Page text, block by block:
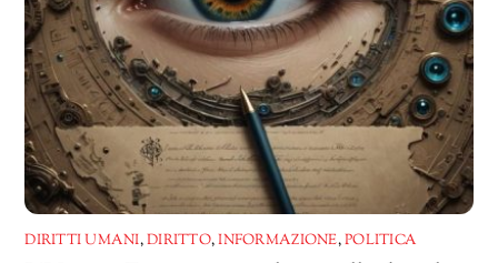
DIRITTI UMANI,DIRITTO,INFORMAZIONE,POLITICA